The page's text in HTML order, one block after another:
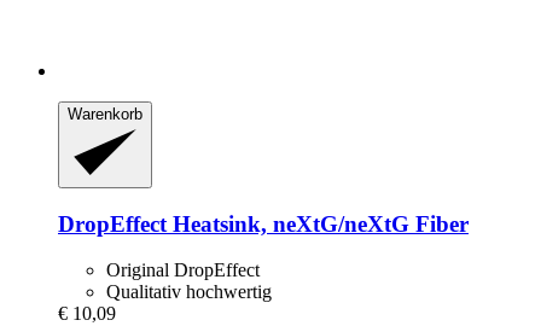
Warenkorb
DropEffect Heatsink, neXtG/neXtG Fiber
Original DropEffect
Qualitativ hochwertig
€ 10,09